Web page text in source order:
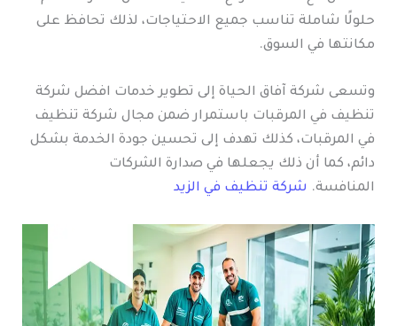
حلولًا شاملة تناسب جميع الاحتياجات، لذلك تحافظ على
مكانتها في السوق.
وتسعى شركة آفاق الحياة إلى تطوير خدمات افضل شركة
تنظيف في المرقبات باستمرار ضمن مجال شركة تنظيف
في المرقبات، كذلك تهدف إلى تحسين جودة الخدمة بشكل
دائم، كما أن ذلك يجعلها في صدارة الشركات
المنافسة. شركة تنظيف في الزيد